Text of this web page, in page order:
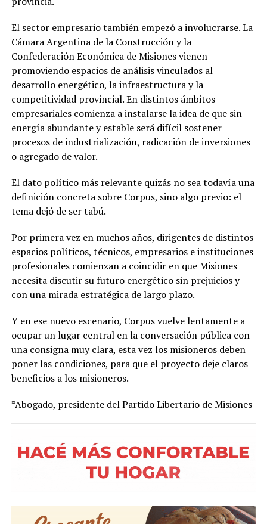
El sector empresario también empezó a involucrarse. La
Cámara Argentina de la Construcción y la
Confederación Económica de Misiones vienen
promoviendo espacios de análisis vinculados al
desarrollo energético, la infraestructura y la
competitividad provincial. En distintos ámbitos
empresariales comienza a instalarse la idea de que sin
energía abundante y estable será difícil sostener
procesos de industrialización, radicación de inversiones
o agregado de valor.
El dato político más relevante quizás no sea todavía una
definición concreta sobre Corpus, sino algo previo: el
tema dejó de ser tabú.
Por primera vez en muchos años, dirigentes de distintos
espacios políticos, técnicos, empresarios e instituciones
profesionales comienzan a coincidir en que Misiones
necesita discutir su futuro energético sin prejuicios y
con una mirada estratégica de largo plazo.
Y en ese nuevo escenario, Corpus vuelve lentamente a
ocupar un lugar central en la conversación pública con
una consigna muy clara, esta vez los misioneros deben
poner las condiciones, para que el proyecto deje claros
beneficios a los misioneros.
*Abogado, presidente del Partido Libertario de Misiones